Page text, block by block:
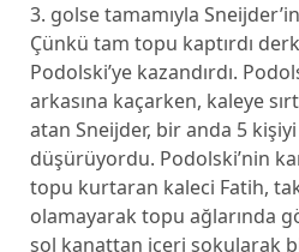
3. golse tamamıyla
Çünkü tam topu kaptırdı
Podolski’ye kazandırdı.
arkasına kaçarken, kaleye
atan Sneijder, bir anda 5
düşürüyordu. Podolski’nin
topu kurtaran kaleci Fatih,
olamayarak topu ağlarında
sol kanattan içeri sokularak